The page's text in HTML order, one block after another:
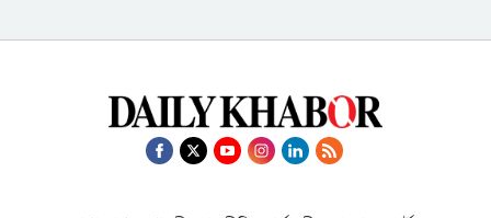
এরতেজা হাসানের বিরুদ্ধে গ্রেফতারি
পরোয়ানা
জ্বালানি তেল আমদানির খসড়া নীতিমালা